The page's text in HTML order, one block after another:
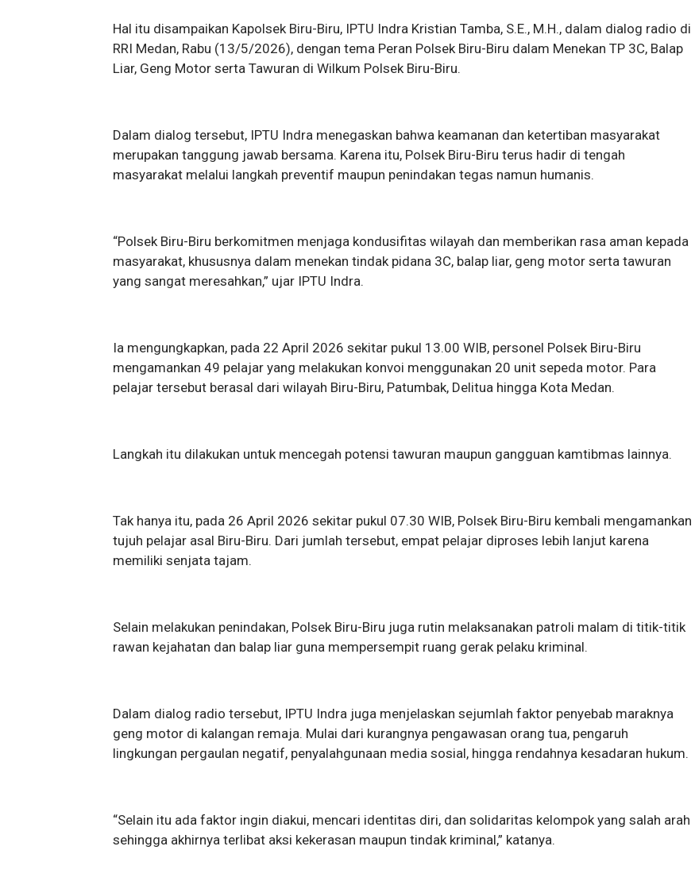
Hal itu disampaikan Kapolsek Biru-Biru, IPTU Indra Kristian Tamba, S.E., M.H., dalam dialog radio di
RRI Medan, Rabu (13/5/2026), dengan tema Peran Polsek Biru-Biru dalam Menekan TP 3C, Balap
Liar, Geng Motor serta Tawuran di Wilkum Polsek Biru-Biru.
Dalam dialog tersebut, IPTU Indra menegaskan bahwa keamanan dan ketertiban masyarakat
merupakan tanggung jawab bersama. Karena itu, Polsek Biru-Biru terus hadir di tengah
masyarakat melalui langkah preventif maupun penindakan tegas namun humanis.
“Polsek Biru-Biru berkomitmen menjaga kondusifitas wilayah dan memberikan rasa aman kepada
masyarakat, khususnya dalam menekan tindak pidana 3C, balap liar, geng motor serta tawuran
yang sangat meresahkan,” ujar IPTU Indra.
Ia mengungkapkan, pada 22 April 2026 sekitar pukul 13.00 WIB, personel Polsek Biru-Biru
mengamankan 49 pelajar yang melakukan konvoi menggunakan 20 unit sepeda motor. Para
pelajar tersebut berasal dari wilayah Biru-Biru, Patumbak, Delitua hingga Kota Medan.
Langkah itu dilakukan untuk mencegah potensi tawuran maupun gangguan kamtibmas lainnya.
Tak hanya itu, pada 26 April 2026 sekitar pukul 07.30 WIB, Polsek Biru-Biru kembali mengamankan
tujuh pelajar asal Biru-Biru. Dari jumlah tersebut, empat pelajar diproses lebih lanjut karena
memiliki senjata tajam.
Selain melakukan penindakan, Polsek Biru-Biru juga rutin melaksanakan patroli malam di titik-titik
rawan kejahatan dan balap liar guna mempersempit ruang gerak pelaku kriminal.
Dalam dialog radio tersebut, IPTU Indra juga menjelaskan sejumlah faktor penyebab maraknya
geng motor di kalangan remaja. Mulai dari kurangnya pengawasan orang tua, pengaruh
lingkungan pergaulan negatif, penyalahgunaan media sosial, hingga rendahnya kesadaran hukum.
“Selain itu ada faktor ingin diakui, mencari identitas diri, dan solidaritas kelompok yang salah arah
sehingga akhirnya terlibat aksi kekerasan maupun tindak kriminal,” katanya.